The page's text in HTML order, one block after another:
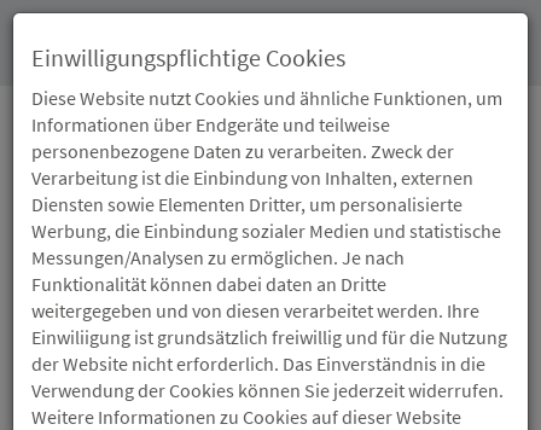
DOWNLOADCENTER
Wirtschaftsförderung Wohnraumförderung
Sonstiges
109 Messezuschuss
119 Konsortialkredit
Einwilligungspflichtige Cookies
Diese Website nutzt Cookies und ähnliche Funktionen, um
Informationen über Endgeräte und teilweise
personenbezogene Daten zu verarbeiten. Zweck der
Verarbeitung ist die Einbindung von Inhalten, externen
Diensten sowie Elementen Dritter, um personalisierte
Werbung, die Einbindung sozialer Medien und statistische
Messungen/Analysen zu ermöglichen. Je nach
Funktionalität können dabei daten an Dritte
weitergegeben und von diesen verarbeitet werden. Ihre
Einwiliigung ist grundsätzlich freiwillig und für die Nutzung
der Website nicht erforderlich. Das Einverständnis in die
Verwendung der Cookies können Sie jederzeit widerrufen.
Weitere Informationen zu Cookies auf dieser Website